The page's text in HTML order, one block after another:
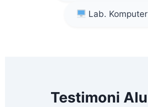
Lab. Komputer
Testimoni